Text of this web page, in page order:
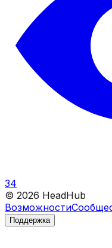
34
© 2026 HeadHub
Возможности
Поддержка